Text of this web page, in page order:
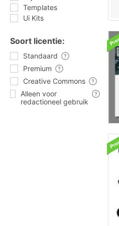
Templates
Ui Kits
Soort licentie:
Standaard
Premium
Creative Commons
Alleen voor
redactioneel gebruik